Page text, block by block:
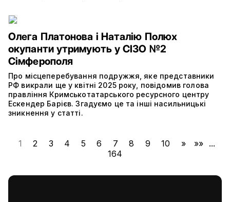
Олега Платонова і Наталію Полюх
окупанти утримують у СІЗО №2
Сімферополя
Про місцеперебування подружжя, яке представники
РФ викрали ще у квітні 2025 року, повідомив голова
правління Кримськотатарського ресурсного центру
Ескендер Барієв. Згадуємо це та інші насильницькі
зникнення у статті.
1 2 3 4 5 6 7 8 9 10 » »» ...
164